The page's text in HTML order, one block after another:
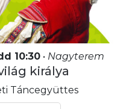
10:30 • Nagyterem
királya
Táncegyüttes